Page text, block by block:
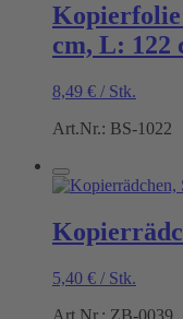
Kopierfolie
cm, L: 122
8,49 € / Stk.
Art.Nr.: BS-1022
5,40 € / Stk.
Art.Nr.: ZB-0039